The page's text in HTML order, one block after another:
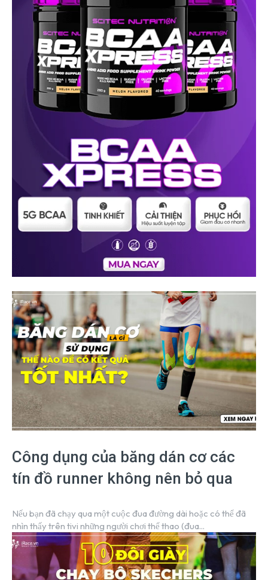
Công dụng của băng dán cơ các
tín đồ runner không nên bỏ qua
Nếu bạn đã chạy qua một cuộc đua đường dài hoặc có thể đã
nhìn thấy trên tivi những người chơi thể thao (đua...